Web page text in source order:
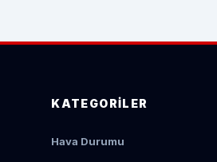
KATEGORILER
Hava Durumu